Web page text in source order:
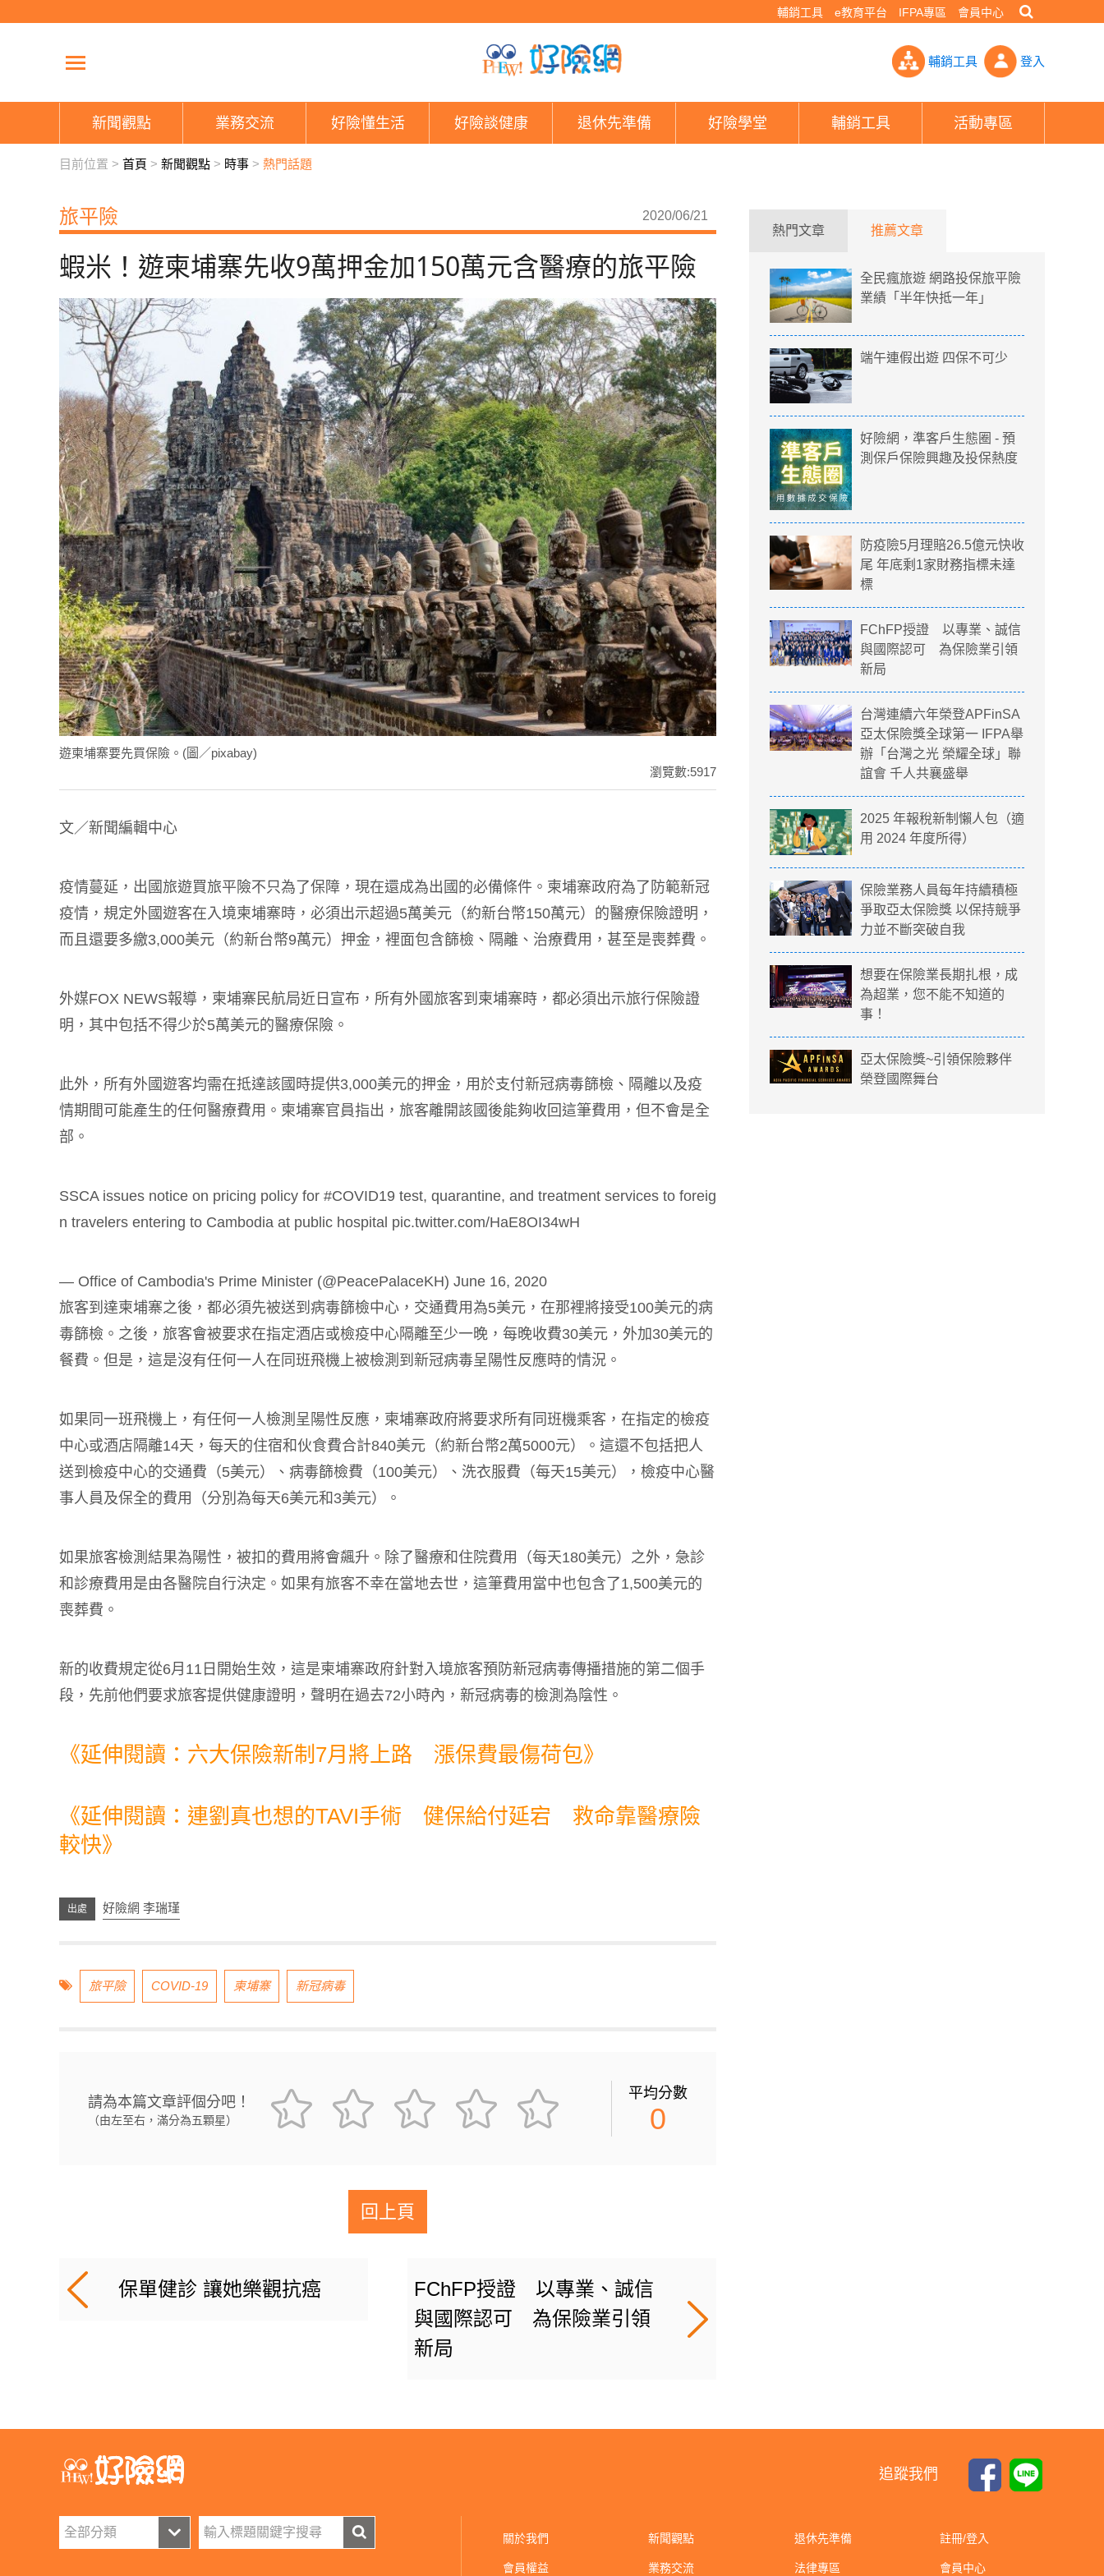
輔銷工具 e教育平台 IFPA專區 會員中心
蝦米！遊柬埔寨先收9萬押金加150萬元含醫療的旅平險- PHEW!好險網
輔銷工具 登入
新聞觀點 業務交流 好險懂生活 好險談健康 退休先準備 好險學堂 輔銷工具 活動專區
目前位置 > 首頁 > 新聞觀點 > 時事 > 熱門話題
旅平險 2020/06/21
蝦米！遊柬埔寨先收9萬押金加150萬元含醫療的旅平險
遊柬埔寨要先買保險。(圖／pixabay)
瀏覽數:5917
文／新聞編輯中心
疫情蔓延，出國旅遊買旅平險不只為了保障，現在還成為出國的必備條件。柬埔寨政府為了防範新冠
疫情，規定外國遊客在入境柬埔寨時，必須出示超過5萬美元（約新台幣150萬元）的醫療保險證明，
而且還要多繳3,000美元（約新台幣9萬元）押金，裡面包含篩檢、隔離、治療費用，甚至是喪葬費。
外媒FOX NEWS報導，柬埔寨民航局近日宣布，所有外國旅客到柬埔寨時，都必須出示旅行保險證
明，其中包括不得少於5萬美元的醫療保險。
此外，所有外國遊客均需在抵達該國時提供3,000美元的押金，用於支付新冠病毒篩檢、隔離以及疫
情期間可能產生的任何醫療費用。柬埔寨官員指出，旅客離開該國後能夠收回這筆費用，但不會是全
部。
SSCA issues notice on pricing policy for #COVID19 test, quarantine, and treatment services to foreig
n travelers entering to Cambodia at public hospital pic.twitter.com/HaE8OI34wH
— Office of Cambodia's Prime Minister (@PeacePalaceKH) June 16, 2020
旅客到達柬埔寨之後，都必須先被送到病毒篩檢中心，交通費用為5美元，在那裡將接受100美元的病
毒篩檢。之後，旅客會被要求在指定酒店或檢疫中心隔離至少一晚，每晚收費30美元，外加30美元的
餐費。但是，這是沒有任何一人在同班飛機上被檢測到新冠病毒呈陽性反應時的情況。
如果同一班飛機上，有任何一人檢測呈陽性反應，柬埔寨政府將要求所有同班機乘客，在指定的檢疫
中心或酒店隔離14天，每天的住宿和伙食費合計840美元（約新台幣2萬5000元）。這還不包括把人
送到檢疫中心的交通費（5美元）、病毒篩檢費（100美元）、洗衣服費（每天15美元），檢疫中心醫
事人員及保全的費用（分別為每天6美元和3美元）。
如果旅客檢測結果為陽性，被扣的費用將會飆升。除了醫療和住院費用（每天180美元）之外，急診
和診療費用是由各醫院自行決定。如果有旅客不幸在當地去世，這筆費用當中也包含了1,500美元的
喪葬費。
新的收費規定從6月11日開始生效，這是柬埔寨政府針對入境旅客預防新冠病毒傳播措施的第二個手
段，先前他們要求旅客提供健康證明，聲明在過去72小時內，新冠病毒的檢測為陰性。
《延伸閱讀：六大保險新制7月將上路 漲保費最傷荷包》
《延伸閱讀：連劉真也想的TAVI手術 健保給付延宕 救命靠醫療險
較快》
好險網 李瑞瑾
旅平險 COVID-19 柬埔寨 新冠病毒
請為本篇文章評個分吧！
（由左至右，滿分為五顆星）
平均分數
0
回上頁
保單健診 讓她樂觀抗癌
FChFP授證 以專業、誠信
與國際認可 為保險業引領
新局
熱門文章 推薦文章
全民瘋旅遊 網路投保旅平險
業績「半年快抵一年」
端午連假出遊 四保不可少
好險網，準客戶生態圈 - 預
測保戶保險興趣及投保熱度
防疫險5月理賠26.5億元快收
尾 年底剩1家財務指標未達
標
FChFP授證 以專業、誠信
與國際認可 為保險業引領
新局
台灣連續六年榮登APFinSA
亞太保險獎全球第一 IFPA舉
辦「台灣之光 榮耀全球」聯
誼會 千人共襄盛舉
2025 年報稅新制懶人包（適
用 2024 年度所得）
保險業務人員每年持續積極
爭取亞太保險獎 以保持競爭
力並不斷突破自我
想要在保險業長期扎根，成
為超業，您不能不知道的
事！
亞太保險獎~引領保險夥伴
榮登國際舞台
追蹤我們
關於我們
會員權益
新聞觀點
業務交流
退休先準備
法律專區
註冊/登入
會員中心